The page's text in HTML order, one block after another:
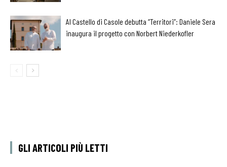
Al Castello di Casole debutta “Territori”: Daniele Sera
inaugura il progetto con Norbert Niederkofler
GLI ARTICOLI PIÙ LETTI